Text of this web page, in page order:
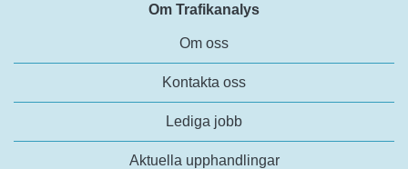
Om Trafikanalys
Om oss
Kontakta oss
Lediga jobb
Aktuella upphandlingar